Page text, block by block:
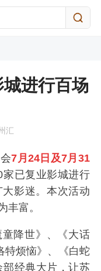
进行百场
汇
7月24日及7月31
家已复业影城进行
影迷。本次活动
丰富。
童降世》、《大话
特烦恼》、《白蛇
经典大片，让苏